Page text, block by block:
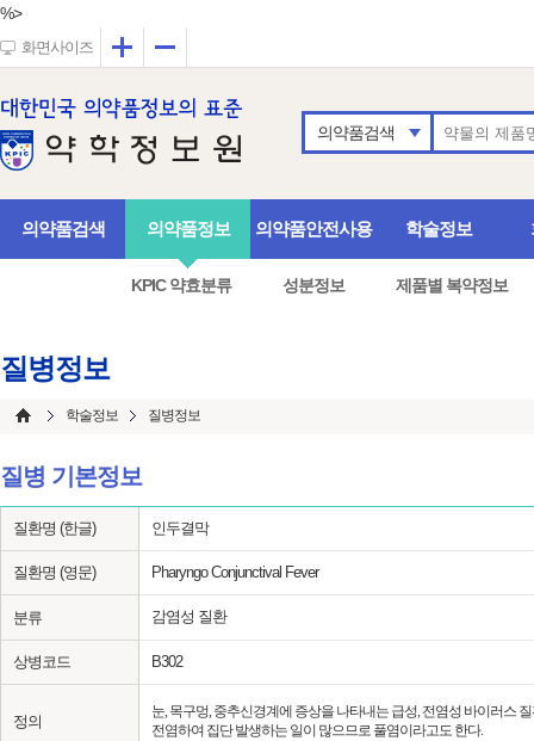
%>
화면사이즈 확대
의약품검색
의약품검색 의약품정보
KPIC 약효분류 성분정보 제품별 복약정보
의약품안전사용 학술정보
질병정보
학술정보 질병정보
질병 기본정보
질환명 (한글) 인두결막
질환명 (영문) Pharyngo Conjunctival Fever
분류 감염성 질환
상병코드 B302
정의
눈, 목구멍, 중추신경계에 증상을 나타내는 급성, 전염성 바이러스
전염하여 집단 발생하는 일이 많으므로 풀염이라고도 한다.